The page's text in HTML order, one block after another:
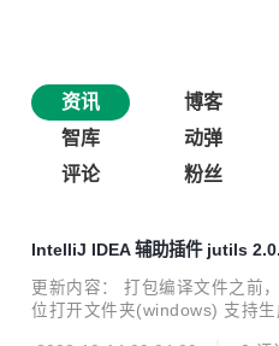
资讯 博客
智库
动弹
评论
粉丝
IntelliJ IDEA 辅助插件 jutils
更新内容： 打包编译文件之前
位打开文件夹(windows) 支持生